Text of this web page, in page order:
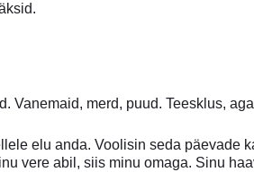
Vanemaid, merd, puud. Teesklus,
elu anda. Voolisin seda päevade
vere abil, siis minu omaga. Sinu